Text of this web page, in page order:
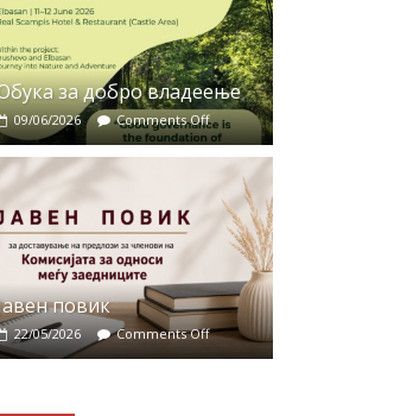
за добро владеење
09/06/2026 Comments Off
повик
22/05/2026 Comments Off